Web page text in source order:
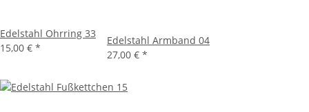
Edelstahl Ohrring 33
15,00 € *
Edelstahl Armband 04
27,00 € *